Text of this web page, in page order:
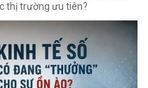
thị trường ưu tiên?